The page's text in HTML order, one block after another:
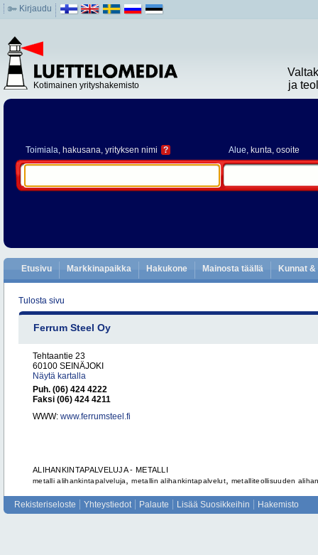
Kirjaudu
Kotimainen yrityshakemisto
ja
Toimiala, hakusana, yrityksen nimi ? Alue, kunta, osoite
Etusivu Markkinapaikka Hakukone Mainosta täällä Kunnat
Tulosta sivu
Ferrum Steel Oy
Tehtaantie 23
60100 SEINÄJOKI
Näytä kartalla
Puh. (06) 424 4222
Faksi (06) 424 4211
WWW: www.ferrumsteel.fi
ALIHANKINTAPALVELUJA - METALLI
metalli alihankintapalveluja ,metallin alihankintapalvelut, metalliteollisuuden
Rekisteriseloste Yhteystiedot Palaute Lisää Suosikkeihin Hakemisto